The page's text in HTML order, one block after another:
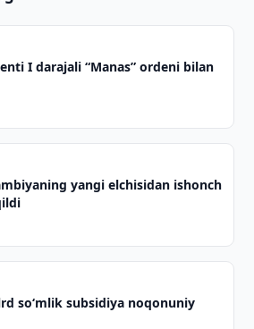
I darajali “Manas” ordeni bilan
yangi elchisidan ishonch
so‘mlik subsidiya noqonuniy